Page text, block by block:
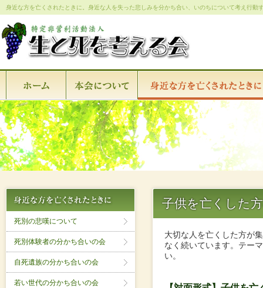
身近な方を亡くされたときに。身近な人を失った悲しみを分かち合い、いのちについて考え行動
子供を亡くした
大切な人を亡くした方が
なく続いています。テー
い。
死別の悲嘆について
死別体験者の分かち合いの会
自死遺族の分かち合いの会
若い世代の分かち合いの会